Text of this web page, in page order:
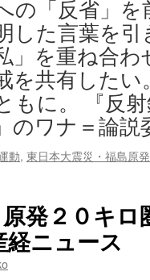
の「反省」
した言葉を
」を重ね合
を共有した
もに。 『反
のワナ＝論説
動, 東日本大震災・福島原発
原発２０キ
ニュース